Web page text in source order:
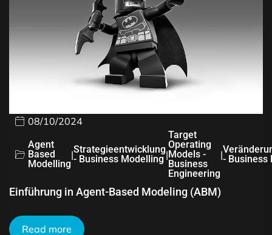
08/10/2024
Agent
Based
Modelling
|Strategieentwicklung
- Business Modelling |
Target
Operating
Models -
Business
Engineering
|- Business
Einführung in Agent-Based Modeling (ABM)
Read more